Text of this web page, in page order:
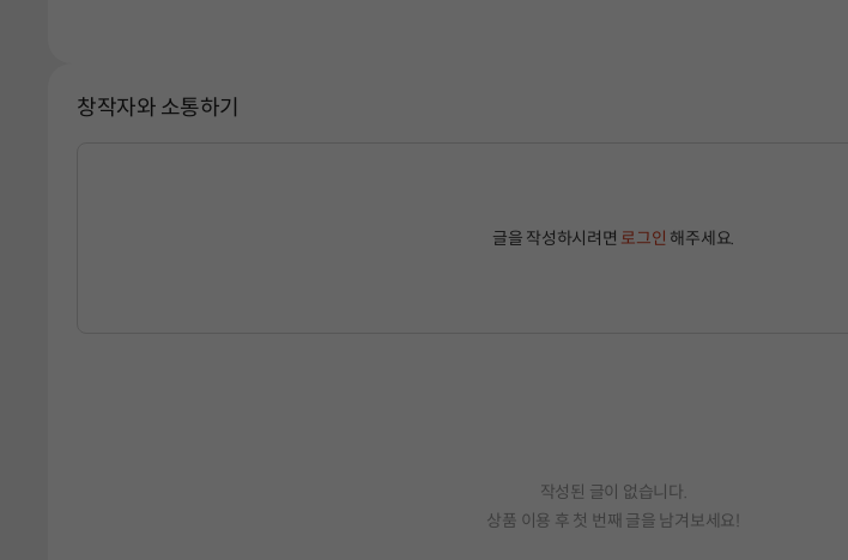
창작자와 소통하기
글을 작성하시려면 로그인 해주세요.
작성된 글이 없습니다.
상품 이용 후 첫 번째 글을 남겨보세요!